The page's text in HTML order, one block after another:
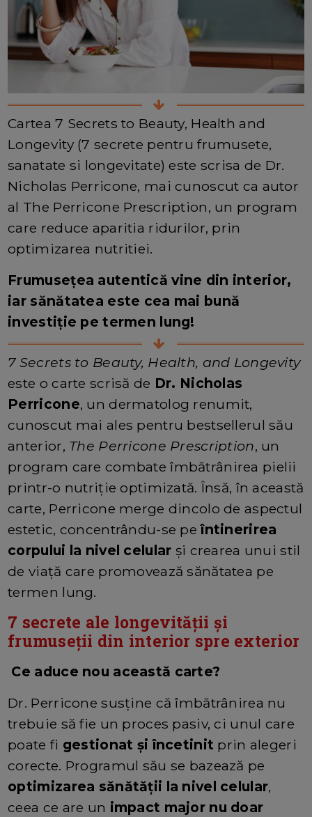
Cartea 7 Secrets to Beauty, Health and
Longevity (7 secrete pentru frumusete,
sanatate si longevitate) este scrisa de Dr.
Nicholas Perricone, mai cunoscut ca autor
al The Perricone Prescription, un program
care reduce aparitia ridurilor, prin
optimizarea nutritiei.
Frumusețea autentică vine din interior,
iar sănătatea este cea mai bună
investiție pe termen lung!
7 Secrets to Beauty, Health, and Longevity
este o carte scrisă de Dr. Nicholas
Perricone, un dermatolog renumit,
cunoscut mai ales pentru bestsellerul său
anterior, The Perricone Prescription, un
program care combate îmbătrânirea pielii
printr-o nutriție optimizată. Însă, în această
carte, Perricone merge dincolo de aspectul
estetic, concentrându-se peîntinerirea
corpului la nivel celular și crearea unui stil
de viață care promovează sănătatea pe
termen lung.
7 secrete ale longevității și
frumuseții din interior spre exterior
Ce aduce nou această carte?
Dr. Perricone susține că îmbătrânirea nu
trebuie să fie un proces pasiv, ci unul care
poate fi gestionat și încetinit prin alegeri
corecte. Programul său se bazează pe
optimizarea sănătății la nivel celular,
ceea ce are un impact major nu doar